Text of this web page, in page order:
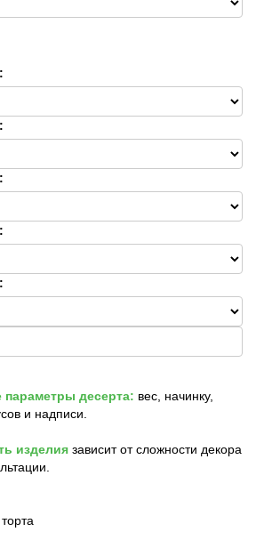
десерта: вес, начинку,
и надписи.
изделия зависит от сложности декора